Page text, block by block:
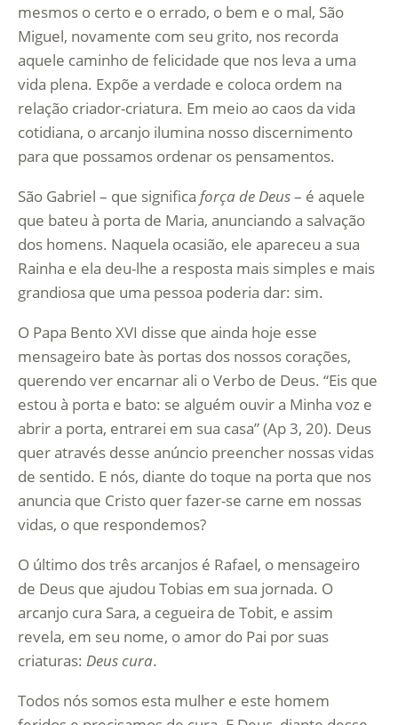
mesmos o certo e o errado, o bem e o mal, São
Miguel, novamente com seu grito, nos recorda
aquele caminho de felicidade que nos leva a uma
vida plena. Expõe a verdade e coloca ordem na
relação criador-criatura. Em meio ao caos da vida
cotidiana, o arcanjo ilumina nosso discernimento
para que possamos ordenar os pensamentos.
São Gabriel – que significa força de Deus– é aquele
que bateu à porta de Maria, anunciando a salvação
dos homens. Naquela ocasião, ele apareceu a sua
Rainha e ela deu-lhe a resposta mais simples e mais
grandiosa que uma pessoa poderia dar: sim.
O Papa Bento XVI disse que ainda hoje esse
mensageiro bate às portas dos nossos corações,
querendo ver encarnar ali o Verbo de Deus. “Eis que
estou à porta e bato: se alguém ouvir a Minha voz e
abrir a porta, entrarei em sua casa” (Ap 3, 20). Deus
quer através desse anúncio preencher nossas vidas
de sentido. E nós, diante do toque na porta que nos
anuncia que Cristo quer fazer-se carne em nossas
vidas, o que respondemos?
O último dos três arcanjos é Rafael, o mensageiro
de Deus que ajudou Tobias em sua jornada. O
arcanjo cura Sara, a cegueira de Tobit, e assim
revela, em seu nome, o amor do Pai por suas
criaturas: Deus cura.
Todos nós somos esta mulher e este homem